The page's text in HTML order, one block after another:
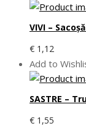
VIVI –
€ 1,12
Add to
SASTRE –
€ 1,55